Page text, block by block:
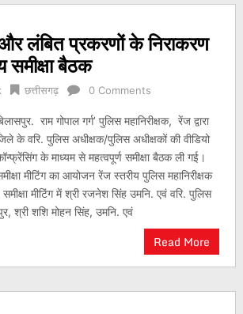
और लंबित प्रकरणों के निराकरण
बैठक
छत्तीसगढ़ 0 Comments
राम गोपाल गर्ग’ पुलिस महानिरीक्षक, रेंज द्वारा
के वरि. पुलिस अधीक्षक/पुलिस अधीक्षकों की वीडियो
के माध्यम से महत्वपूर्ण समीक्षा बैठक ली गई।
मीटिंग का आयोजन रेंज स्तरीय पुलिस महानिरीक्षक
मीटिंग में श्री रजनेश सिंह उमनि. एवं वरि. पुलिस
श्री शशि मोहन सिंह, उमनि. एवं
Read More